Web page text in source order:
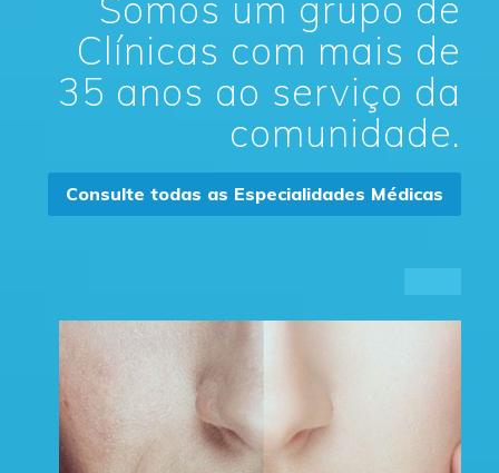
A Sua Saúde
é a Nossa Prioridade.